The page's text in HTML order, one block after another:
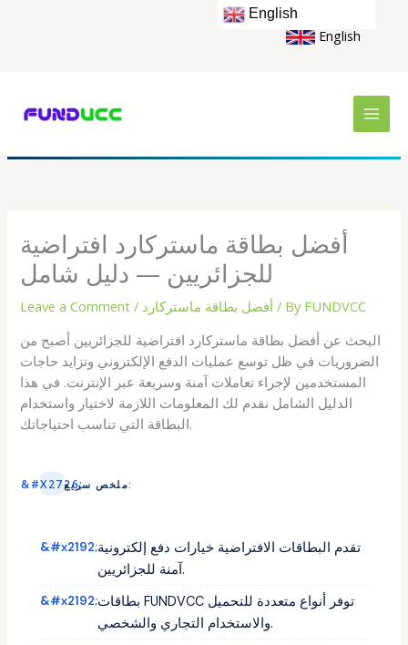
English
أفضل بطاقة ماستركارد افتراضية
للجزائريين — دليل شامل
Leave a Comment / أفضل بطاقة ماستركارد / By FUNDVCC
البحث عن أفضل بطاقة ماستركارد افتراضية للجزائريين أصبح من
الضروريات في ظل توسع عمليات الدفع الإلكتروني وتزايد حاجات
المستخدمين لإجراء تعاملات آمنة وسريعة عبر الإنترنت. في هذا
الدليل الشامل نقدم لك المعلومات اللازمة لاختيار واستخدام
البطاقة التي تناسب احتياجاتك.
ملخص سريع:
تقدم البطاقات الافتراضية خيارات دفع إلكترونية
آمنة للجزائريين.
بطاقات FUNDVCC توفر أنواع متعددة للتحميل
والاستخدام التجاري والشخصي.
English